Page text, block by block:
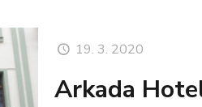
19. 3. 2020
Arkada